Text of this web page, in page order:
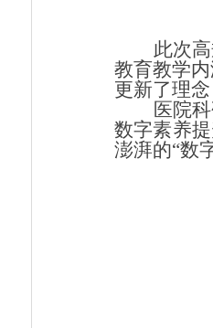
此次
教育教学
更新了理
医院
数字素养
澎湃的“数